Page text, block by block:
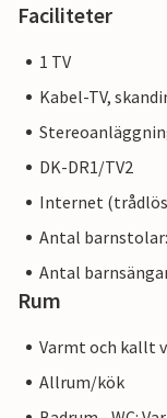
Faciliteter
1 TV
Kabel-TV,
DK-DR1/TV2
Internet
Antal
Antal
Rum
Varmt och kallt
Allrum/kök